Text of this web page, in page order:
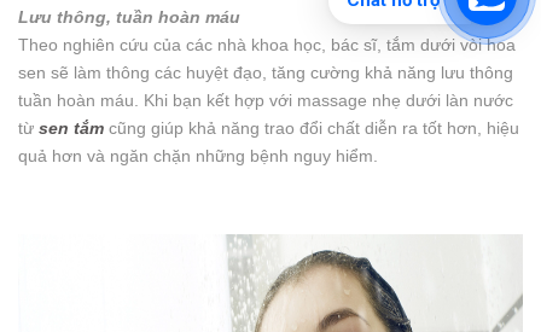
Lưu thông, tuần hoàn máu
Theo nghiên cứu của các nhà khoa học, bác sĩ, tắm dưới vòi hoa
sen sẽ làm thông các huyệt đạo, tăng cường khả năng lưu thông
tuần hoàn máu. Khi bạn kết hợp với massage nhẹ dưới làn nước
từ sen tắm cũng giúp khả năng trao đổi chất diễn ra tốt hơn, hiệu
quả hơn và ngăn chặn những bệnh nguy hiểm.